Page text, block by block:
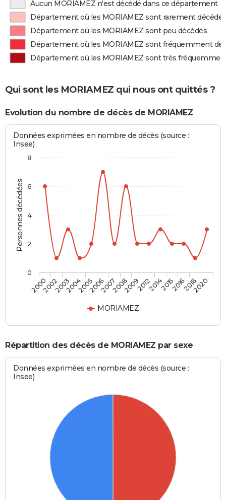
Aucun MORIAMEZ n'est décédé dans ce département
Département où les MORIAMEZ sont rarement décédés
Département où les MORIAMEZ sont peu décédés
Département où les MORIAMEZ sont fréquemment
Département où les MORIAMEZ sont très
Qui sont les MORIAMEZ qui nous ont quittés ?
Evolution du nombre de décès de MORIAMEZ
Personnes décédées
Données exprimées en nombre de décès (source :
Insee)
MORIAMEZ
200020022003200420052006200720082009201220142015201620182020
0
2
4
6
8
Répartition des décès de MORIAMEZ par sexe
Données exprimées en nombre de décès (source :
Insee)